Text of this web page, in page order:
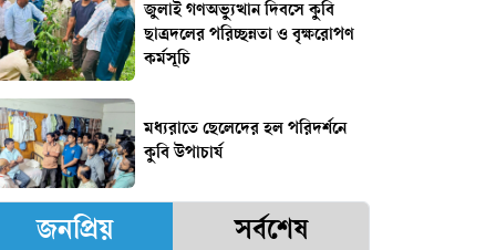
জুলাই গণঅভ্যুত্থান দিবসে কুবি
ছাত্রদলের পরিচ্ছন্নতা ও বৃক্ষরোপণ
কর্মসূচি
‎মধ্যরাতে ছেলেদের হল পরিদর্শনে
কুবি উপাচার্য
জনপ্রিয় সর্বশেষ